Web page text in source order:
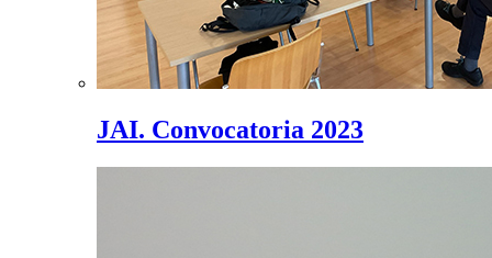
JAI. Convocatoria 2023